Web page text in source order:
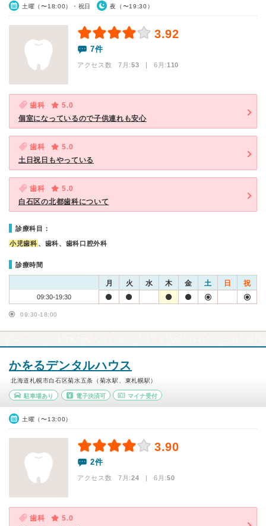
土曜（〜18:00）・祝日 夜（〜19:30）
3.92
7件
アクセス数 7月:53 | 6月:110
歯科
5.0
個室になっているので子供連れも安心
歯科
5.0
土日祝日もやっている
歯科
5.0
白石区の北都歯科について
診療科目：
小児歯科 、歯科、歯科口腔外科
診療時間
月 火 水 木 金 土 日 祝
09:30-19:30
09:30-18:00
かをるデンタルハウス
北海道札幌市白石区菊水五条（菊水駅、東札幌駅）
駐車場あり 電子決済可 マイナ受付
土曜（〜13:00）
3.90
2件
アクセス数 7月:24 | 6月:50
歯科
5.0